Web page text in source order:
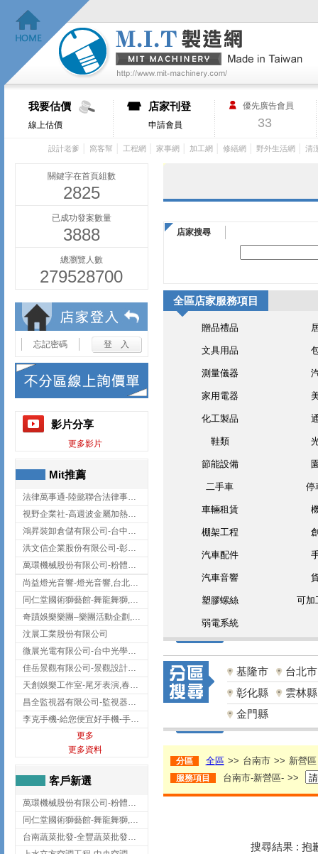
我要估價
線上估價
店家刊登
申請會員
優先廣告會員
33
設計老爹 窩客幫 工程網 家事網 加工網 修繕網 野外生活網 清
關鍵字在首頁組數
2825
已成功發案數量
3888
總瀏覽人數
279528700
忘記密碼
影片分享
更多影片
Mit推薦
法律萬事通-陸懿聯合法律事務所
視野企業社-高週波金屬加熱設備,彰化高週波金屬加熱設備
鴻昇裝卸倉儲有限公司-台中貨櫃裝卸
洪文信企業股份有限公司-彰化鋅合金鑄造,彰化五金加工,彰化五金配件
萬環機械股份有限公司-粉體塗裝設備,輸送機,輸送機設備,台南輸送機
尚益燈光音響-燈光音響,台北燈光音響,台北燈光音響出租
同仁堂國術獅藝館-舞龍舞獅,台中舞龍舞獅
奇蹟娛樂樂團–樂團活動企劃,台中樂團表演,台中婚禮樂團
汶展工業股份有限公司
微展光電有限公司-台中光學鍍膜,optical filter taiwan,台灣光學鍍膜
佳岳景觀有限公司-景觀設計公司,台北景觀設計,台北景觀工程,中山區景觀設計
天創娛樂工作室-尾牙表演,春酒表演,板橋尾牙表演
昌全監視器有限公司-監視器安裝,高雄監視器安裝,鳳山區監視器安裝
李克手機-給您便宜好手機-手機收購,屏東手機收購
更多
更多資料
客戶新選
萬環機械股份有限公司-粉體塗裝設備,輸送機,輸送機設備,台南輸送機
同仁堂國術獅藝館-舞龍舞獅,台中舞龍舞獅
台南蔬菜批發-全豐蔬菜批發專送/台南蔬菜箱宅配到府
店家搜尋
全區店家服務項目
贈品禮品
文具用品
測量儀器
家用電器
化工製品
鞋類
節能設備
二手車 停
車輛租賃
棚架工程
汽車配件
汽車音響
塑膠螺絲 可加
弱電系統
基隆市
台北市
彰化縣
雲林縣
金門縣
分區 全區 >> 台南市 >> 新營區
服務項目 台南市-新營區- >>
搜尋結果 : 抱